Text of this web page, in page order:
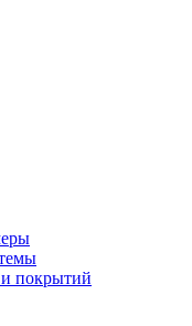
покрытий